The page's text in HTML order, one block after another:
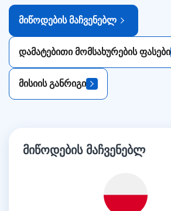
მიწოდების მაჩვენებლ
დამატებითი მომსახურების ფასები
მისიის განრიგი
მიწოდების მაჩვენებლ